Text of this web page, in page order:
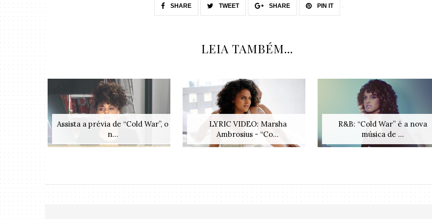
SHARE TWEET SHARE PIN IT
LEIA TAMBÉM...
Assista a prévia de “Cold War”, o
n...
LYRIC VIDEO: Marsha
Ambrosius - “Co...
R&B: “Cold War” é a nova
música de ...